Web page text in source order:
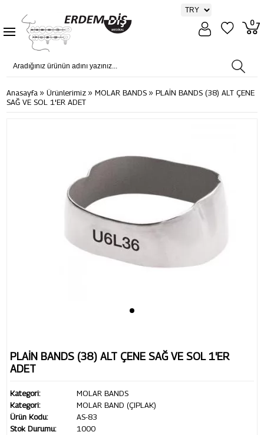
0
Anasayfa » Ürünlerimiz » MOLAR BANDS» PLAİN BANDS (38) ALT ÇENE
SAĞ VE SOL 1'ER ADET
PLAİN BANDS (38) ALT ÇENE SAĞ VE SOL 1'ER
ADET
Kategori:
MOLAR BANDS
Kategori:
MOLAR BAND (ÇIPLAK)
Ürün Kodu:
AS-83
Stok Durumu:
1000